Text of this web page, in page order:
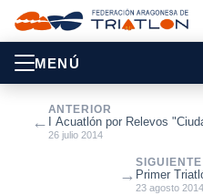
MENÚ
←
ANTERIOR
I Acuatlón por Relevos
26 julio 2014
SIGUIENTE
Primer
23 agosto 2014
→